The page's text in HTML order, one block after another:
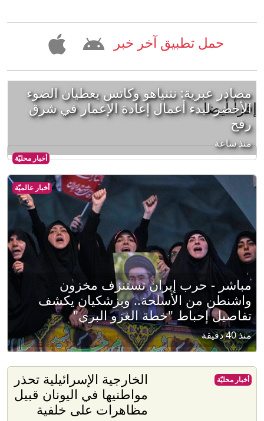
حمل تطبيق آخر خبر
إقرأ أيضا
أخبار محليّة
مصادر عبرية: نتنياهو وكاتس يعطيان الضوء
الأخضر لبدء أعمال إعادة الإعمار في شرق
رفح
منذ ساعة
أخبار عالميّة
مباشر - حرب إيران تستنزف مخزون
واشنطن من الأسلحة.. وبزشكيان يكشف
تفاصيل إحباط "خطة الغزو البري"
منذ 40 دقيقة
الخارجية الإسرائيلية تحذر
مواطنيها في اليونان قبيل
مظاهرات على خلفية
أخبار محليّة